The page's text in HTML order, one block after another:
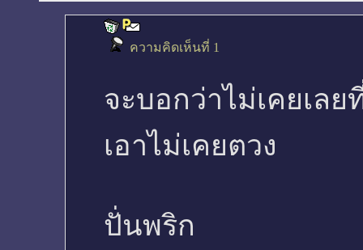
ความคิดเห็นที่ 1
จะบอกว่าไม่เคยเล
เอาไม่เคยตวง
ปั่นพริก